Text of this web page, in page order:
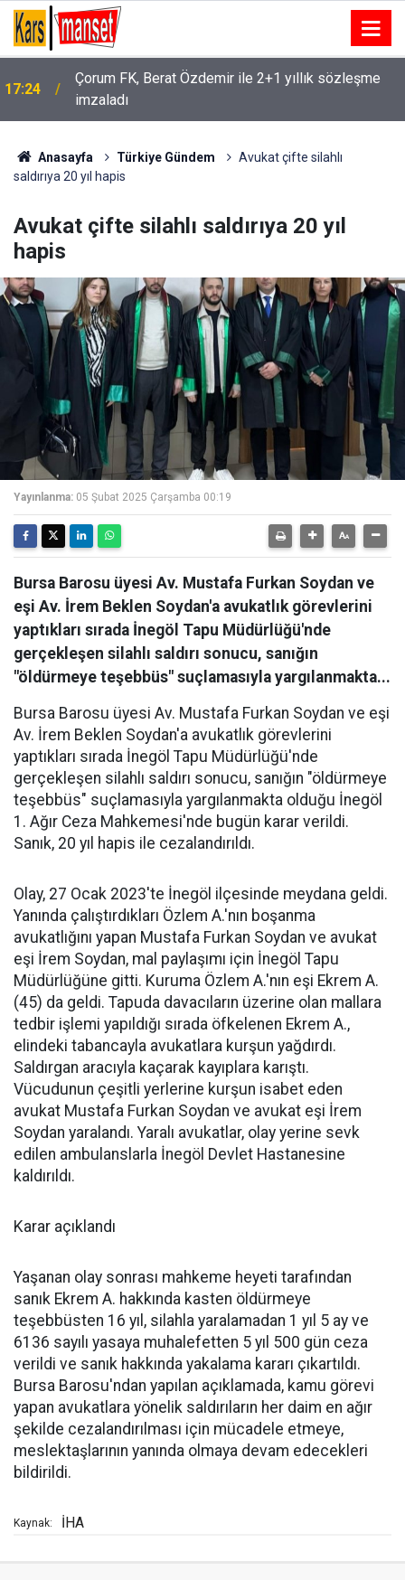
17:24
Çorum FK, Berat Özdemir ile 2+1 yıllık sözleşme
imzaladı
Anasayfa Türkiye Gündem
Avukat çifte silahlı
saldırıya 20 yıl hapis
Avukat çifte silahlı saldırıya 20 yıl
hapis
Yayınlanma: 05 Şubat 2025 Çarşamba 00:19
Bursa Barosu üyesi Av. Mustafa Furkan Soydan ve
eşi Av. İrem Beklen Soydan'a avukatlık görevlerini
yaptıkları sırada İnegöl Tapu Müdürlüğü'nde
gerçekleşen silahlı saldırı sonucu, sanığın
"öldürmeye teşebbüs" suçlamasıyla yargılanmakta...
Bursa Barosu üyesi Av. Mustafa Furkan Soydan ve eşi
Av. İrem Beklen Soydan'a avukatlık görevlerini
yaptıkları sırada İnegöl Tapu Müdürlüğü'nde
gerçekleşen silahlı saldırı sonucu, sanığın "öldürmeye
teşebbüs" suçlamasıyla yargılanmakta olduğu İnegöl
1. Ağır Ceza Mahkemesi'nde bugün karar verildi.
Sanık, 20 yıl hapis ile cezalandırıldı.
Olay, 27 Ocak 2023'te İnegöl ilçesinde meydana geldi.
Yanında çalıştırdıkları Özlem A.'nın boşanma
avukatlığını yapan Mustafa Furkan Soydan ve avukat
eşi İrem Soydan, mal paylaşımı için İnegöl Tapu
Müdürlüğüne gitti. Kuruma Özlem A.'nın eşi Ekrem A.
(45) da geldi. Tapuda davacıların üzerine olan mallara
tedbir işlemi yapıldığı sırada öfkelenen Ekrem A.,
elindeki tabancayla avukatlara kurşun yağdırdı.
Saldırgan aracıyla kaçarak kayıplara karıştı.
Vücudunun çeşitli yerlerine kurşun isabet eden
avukat Mustafa Furkan Soydan ve avukat eşi İrem
Soydan yaralandı. Yaralı avukatlar, olay yerine sevk
edilen ambulanslarla İnegöl Devlet Hastanesine
kaldırıldı.
Karar açıklandı
Yaşanan olay sonrası mahkeme heyeti tarafından
sanık Ekrem A. hakkında kasten öldürmeye
teşebbüsten 16 yıl, silahla yaralamadan 1 yıl 5 ay ve
6136 sayılı yasaya muhalefetten 5 yıl 500 gün ceza
verildi ve sanık hakkında yakalama kararı çıkartıldı.
Bursa Barosu'ndan yapılan açıklamada, kamu görevi
yapan avukatlara yönelik saldırıların her daim en ağır
şekilde cezalandırılması için mücadele etmeye,
meslektaşlarının yanında olmaya devam edecekleri
bildirildi.
Kaynak: İHA